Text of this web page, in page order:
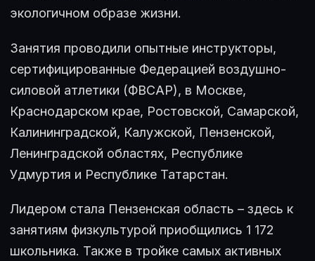
экологичном образе жизни.
Занятия проводили опытные инструкторы,
сертифицированные Федерацией воздушно-
силовой атлетики (ФВСАР), в Москве,
Краснодарском крае, Ростовской, Самарской,
Калининградской, Калужской, Пензенской,
Ленинградской областях, Республике
Удмуртия и Республике Татарстан.
Лидером стала Пензенская область – здесь к
занятиям физкультурой приобщились 1 172
школьника. Также в тройке самых активных